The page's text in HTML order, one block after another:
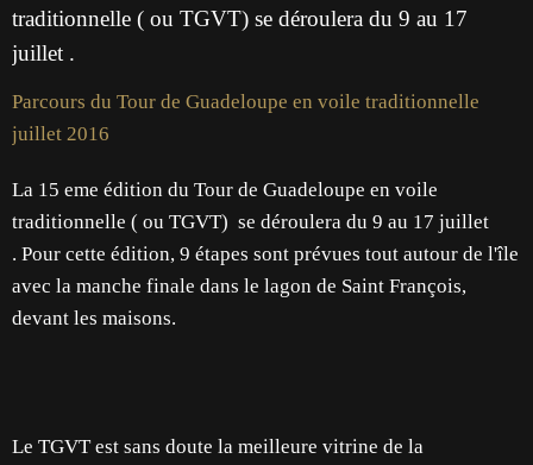
traditionnelle ( ou TGVT) se déroulera du 9 au 17
juillet .
Parcours du Tour de Guadeloupe en voile traditionnelle
juillet 2016
La 15 eme édition du Tour de Guadeloupe en voile
traditionnelle ( ou TGVT) se déroulera du 9 au 17 juillet
. Pour cette édition, 9 étapes sont prévues tout autour de l'île
avec la manche finale dans le lagon de Saint François,
devant les maisons.
Le TGVT est sans doute la meilleure vitrine de la